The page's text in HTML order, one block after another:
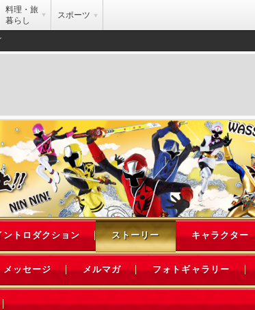
料理・旅
暮らし
スポーツ
ントロダクション ストーリー キャラクター
メッセージ メルマガ フォトギャラリー